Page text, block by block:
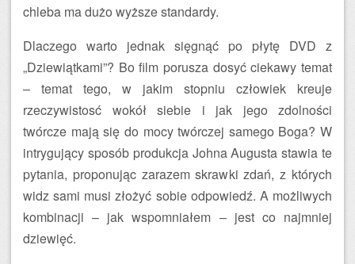
chleba ma dużo wyższe standardy.
Dlaczego warto jednak sięgnąć po płytę DVD z
„Dziewiątkami”? Bo film porusza dosyć ciekawy temat
– temat tego, w jakim stopniu człowiek kreuje
rzeczywistosć wokół siebie i jak jego zdolności
twórcze mają się do mocy twórczej samego Boga? W
intrygujący sposób produkcja Johna Augusta stawia te
pytania, proponując zarazem skrawki zdań, z których
widz sami musi złożyć sobie odpowiedź. A możliwych
kombinacji – jak wspomniałem – jest co najmniej
dziewięć.